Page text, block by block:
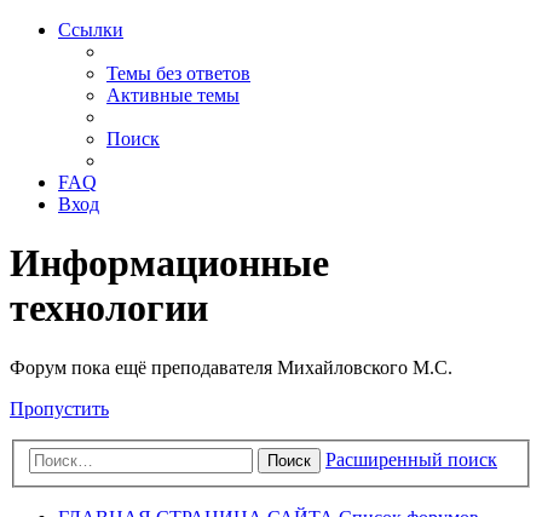
Ссылки
Темы без ответов
Активные темы
Поиск
FAQ
Вход
Информационные
технологии
Форум пока ещё преподавателя Михайловского М.С.
Пропустить
Поиск Расширенный поиск